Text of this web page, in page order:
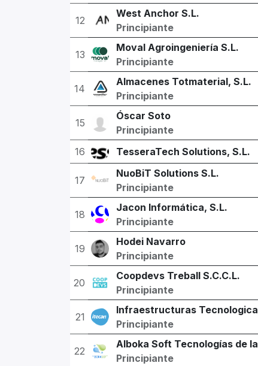
12
West Anchor S.L.
Principiante
13
Moval Agroingeniería S.L.
Principiante
14
Almacenes Totmaterial, S.L.
Principiante
15
Óscar Soto
Principiante
16 TesseraTech Solutions, S.L.
17
NuoBiT Solutions S.L.
Principiante
18
Jacon Informática, S.L.
Principiante
19
Hodei Navarro
Principiante
20
Coopdevs Treball S.C.C.L.
Principiante
21
Infraestructuras
Principiante
22
Alboka Soft Tecnologías de
Principiante